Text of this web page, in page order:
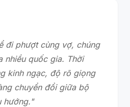
đi phượt cùng vợ, chúng
nhiều quốc gia. Thời
kinh ngạc, độ rõ giọng
chuyển đổi giữa bộ
hướng."